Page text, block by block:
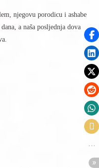
njegovu porodicu i ashabe
a naša posljednja dova